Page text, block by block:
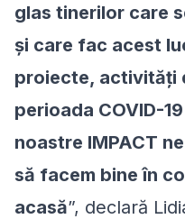
glas tinerilor care
și care fac acest
proiecte, activități
perioada COVID-
noastre IMPACT
să facem bine în
acasă”, declară